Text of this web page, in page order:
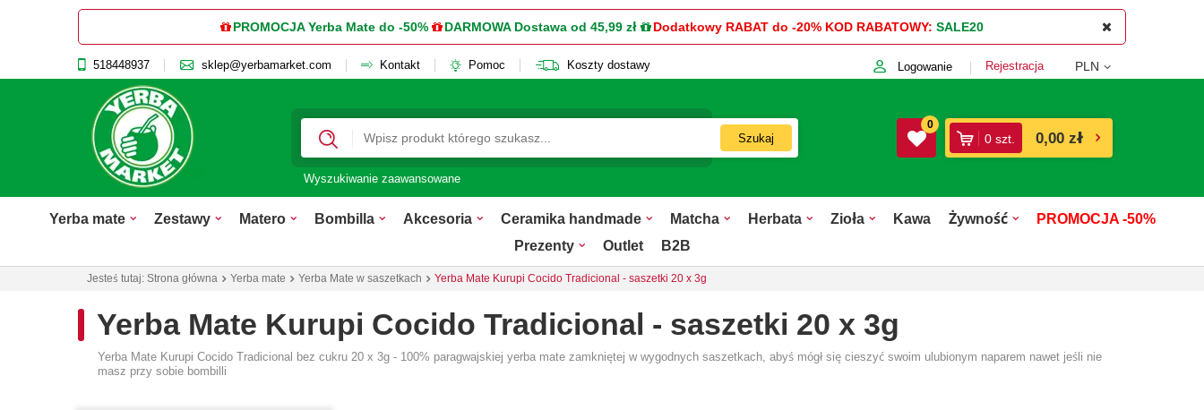
PROMOCJA Yerba Mate do -50% DARMOWA Dostawa od 45,99 zł Dodatkowy RABAT do -20% KOD RABATOWY: SALE20
518448937 sklep@yerbamarket.com Kontakt Pomoc Koszty dostawy Logowanie Rejestracja PLN
Szukaj
Wyszukiwanie zaawansowane
0
0 szt. 0,00 zł
Yerba mate Zestawy Matero Bombilla Akcesoria Ceramika handmade Matcha Herbata Zioła Kawa Żywność
PROMOCJA -50%
Prezenty
Outlet B2B
Jesteś tutaj: Strona główna Yerba mate Yerba Mate w saszetkach Yerba Mate Kurupi Cocido Tradicional - saszetki 20 x 3g
Yerba Mate Kurupi Cocido Tradicional - saszetki 20 x 3g
Yerba Mate Kurupi Cocido Tradicional bez cukru 20 x 3g - 100% paragwajskiej yerba mate zamkniętej w wygodnych saszetkach, abyś mógł się cieszyć swoim ulubionym naparem nawet jeśli nie
masz przy sobie bombilli